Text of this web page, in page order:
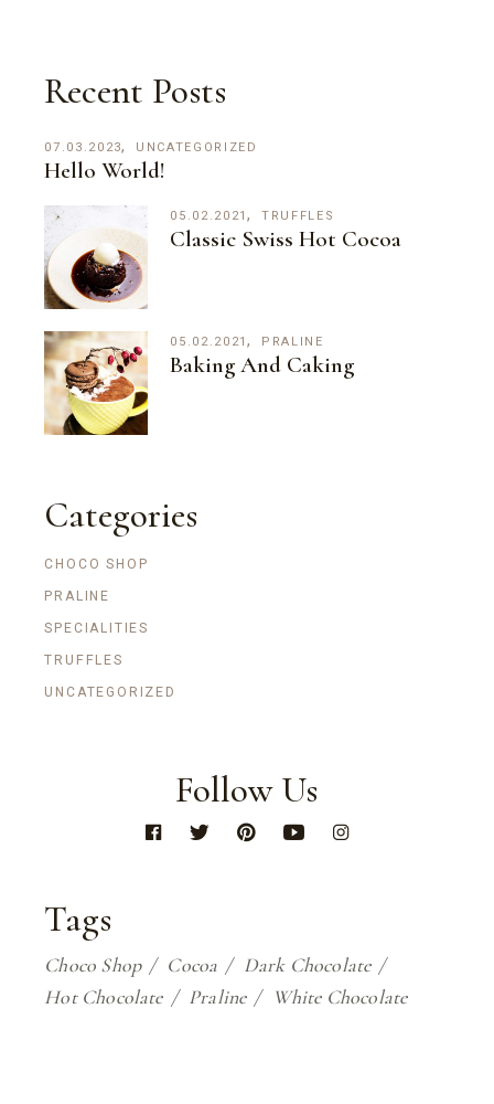
Recent Posts
07.03.2023 UNCATEGORIZED
Hello World!
05.02.2021 TRUFFLES
Classic Swiss Hot Cocoa
05.02.2021 PRALINE
Baking And Caking
Categories
CHOCO SHOP
PRALINE
SPECIALITIES
TRUFFLES
UNCATEGORIZED
Follow Us
Tags
Choco Shop Cocoa
Dark Chocolate
Hot Chocolate
Praline White Chocolate